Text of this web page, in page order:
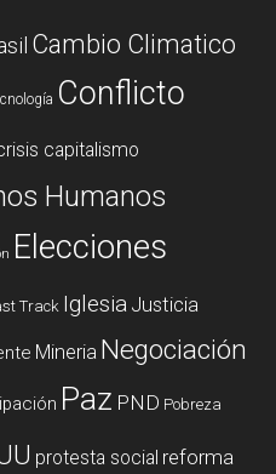
Cambio Climatico
Conflicto
capitalismo
Humanos
Elecciones
Track Iglesia Justicia
Mineria Negociación
Paz PND Pobreza
protesta social reforma